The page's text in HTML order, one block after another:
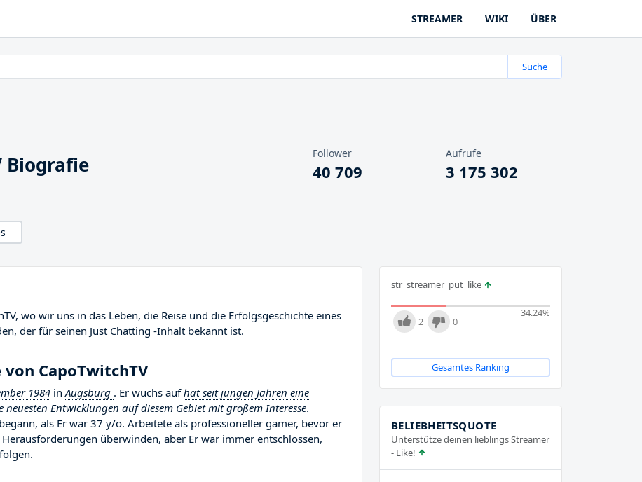
STREAMER WIKI ÜBER
Suche
Biografie Follower
40 709
Aufrufe
3 175 302
wo wir uns in das Leben, die Reise und die Erfolgsgeschichte eines
der für seinen Just Chatting -Inhalt bekannt ist.
CapoTwitchTV
1984 inAugsburg . Er wuchs aufhat seit jungen Jahren eine
Entwicklungen auf diesem Gebiet mit großem Interesse.
als Er war 37 y/o. Arbeitete als professioneller gamer, bevor er
überwinden, aber Er war immer entschlossen,
str_streamer_put_like
34.24%
2 0
Gesamtes Ranking
BELIEBHEITSQUOTE
Unterstütze deinen lieblings Streamer
- Like!